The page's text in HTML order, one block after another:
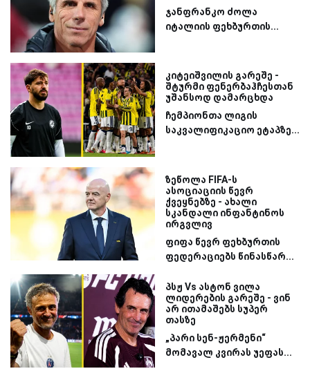
ჯანფრანკო ძოლა
იტალიის ფეხბურთის...
კიტეიშვილის გარეშე -
შტურმი ფენერბაჰჩესთან
უშანსოდ დამარცხდა
ჩემპიონთა ლიგის
საკვალიფიკაციო ეტაპზე...
ზეწოლა FIFA-ს
ასოციაციის წევრ
ქვეყნებზე - ახალი
სკანდალი ინფანტინოს
ირგვლივ
ფიფა წევრ ფეხბურთის
ფედერაციებს წინასწარ...
პსჟ Vs ასტონ ვილა
ლიდერების გარეშე - ვინ
არ ითამაშებს სუპერ
თასზე
„პარი სენ-ჟერმენი“
მომავალ კვირას უეფას...